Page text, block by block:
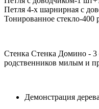
Петля 4-х шарнирная с
Тонированное стекло-400
Стенка Стенка Домино -
родственников милым и
Демонстрация дерева